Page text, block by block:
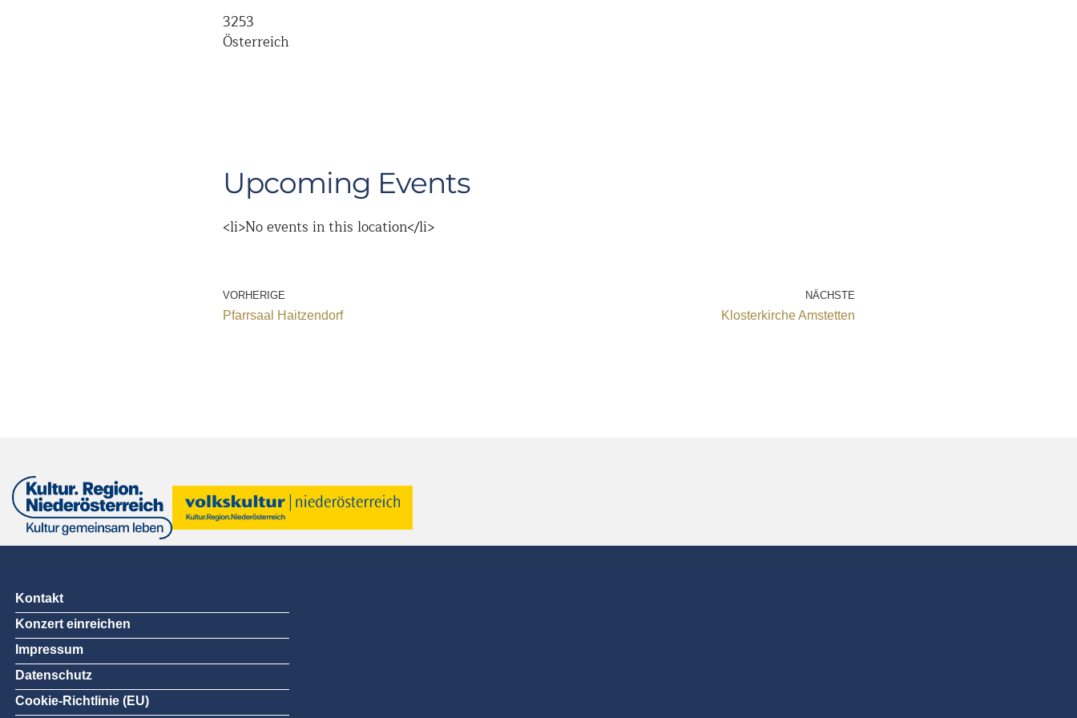
3253
Österreich
Upcoming Events
<li>No events in this location</li>
VORHERIGE
Pfarrsaal Haitzendorf
NÄCHSTE
Klosterkirche Amstetten
Kontakt
Konzert einreichen
Impressum
Datenschutz
Cookie-Richtlinie (EU)